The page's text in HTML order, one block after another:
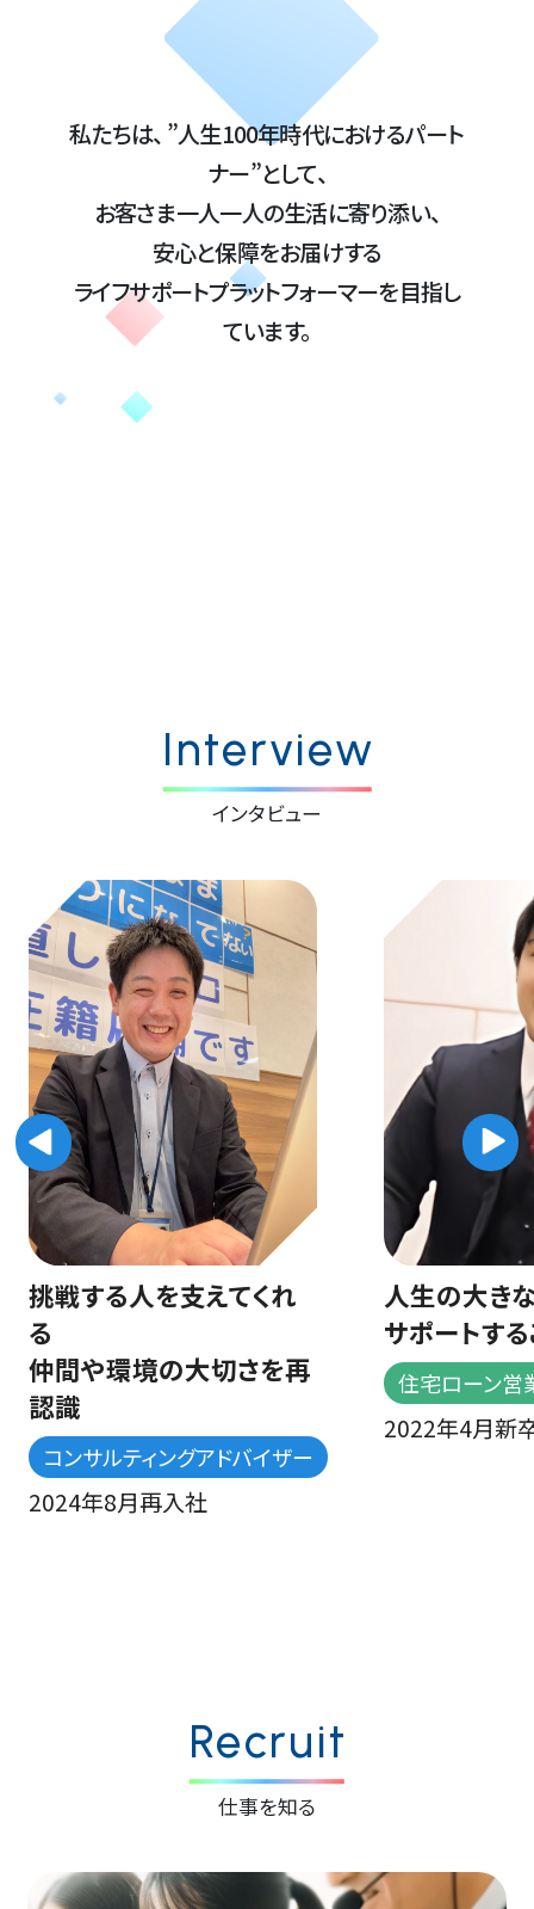
私たちは、 ”人生100年時代におけるパート
ナー”として、
お客さま一人一人の生活に寄り添い、
安心と保障をお届けする
ライフサポートプラットフォーマーを目指し
ています。
Interview
インタビュー
する人を支えてくれ
や環境の大切さを再
サルティングアドバイザー
年8月再入社
人生の大きなご決
サポートすること
住宅ローン営業
2022年4月新卒
Recruit
仕事を知る